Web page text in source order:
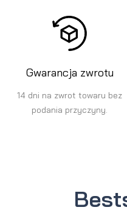
Gwarancja zwrotu
14 dni na zwrot towaru bez
podania przyczyny.